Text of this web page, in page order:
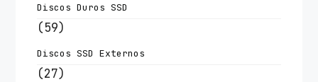
Discos Duros SSD
(59)
Discos SSD Externos
(27)